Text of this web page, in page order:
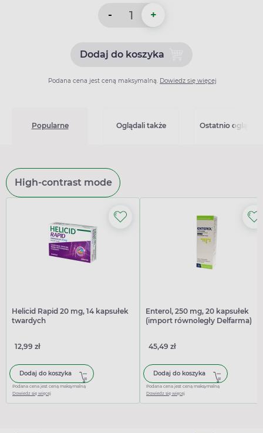
- +
Dodaj do koszykaDodaj do koszyka Helicid
Podana cena jest ceną maksymalną. Dowiedz się więcej
Popularne Oglądali także Ostatnio
High-contrast mode
Helicid Rapid 20 mg, 14 kapsułek
twardych
12,99 zł
Dodaj do koszyka
Podana cena jest ceną maksymalną
Dowiedz się więcej
Enterol, 250 mg, 20 kapsułek
(import równoległy Delfarma)
45,49 zł
Dodaj do koszyka
Podana cena jest ceną maksymalną
Dowiedz się więcej